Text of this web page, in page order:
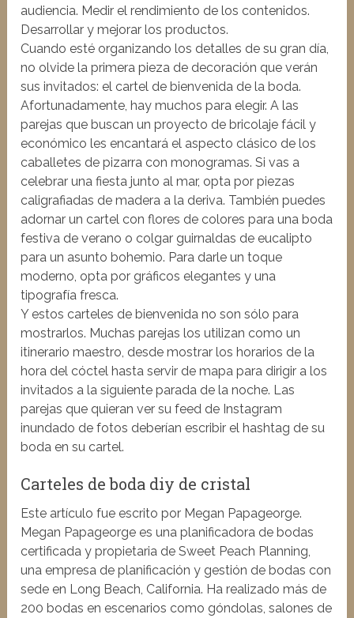
audiencia. Medir el rendimiento de los contenidos.
Desarrollar y mejorar los productos.
Cuando esté organizando los detalles de su gran día,
no olvide la primera pieza de decoración que verán
sus invitados: el cartel de bienvenida de la boda.
Afortunadamente, hay muchos para elegir. A las
parejas que buscan un proyecto de bricolaje fácil y
económico les encantará el aspecto clásico de los
caballetes de pizarra con monogramas. Si vas a
celebrar una fiesta junto al mar, opta por piezas
caligrafiadas de madera a la deriva. También puedes
adornar un cartel con flores de colores para una boda
festiva de verano o colgar guirnaldas de eucalipto
para un asunto bohemio. Para darle un toque
moderno, opta por gráficos elegantes y una
tipografía fresca.
Y estos carteles de bienvenida no son sólo para
mostrarlos. Muchas parejas los utilizan como un
itinerario maestro, desde mostrar los horarios de la
hora del cóctel hasta servir de mapa para dirigir a los
invitados a la siguiente parada de la noche. Las
parejas que quieran ver su feed de Instagram
inundado de fotos deberían escribir el hashtag de su
boda en su cartel.
Carteles de boda diy de cristal
Este artículo fue escrito por Megan Papageorge.
Megan Papageorge es una planificadora de bodas
certificada y propietaria de Sweet Peach Planning,
una empresa de planificación y gestión de bodas con
sede en Long Beach, California. Ha realizado más de
200 bodas en escenarios como góndolas, salones de